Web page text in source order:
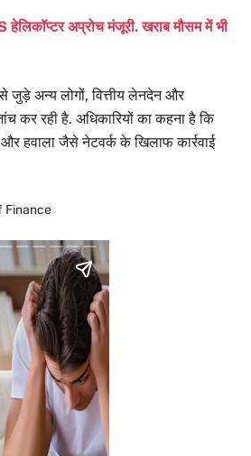
हेलिकॉप्टर अप्रोच मंजूरी. खराब मौसम में भी
जुड़े अन्य लोगों, वित्तीय लेनदेन और
कर रही है. अधिकारियों का कहना है कि
हवाला जैसे नेटवर्क के खिलाफ कार्रवाई
Finance